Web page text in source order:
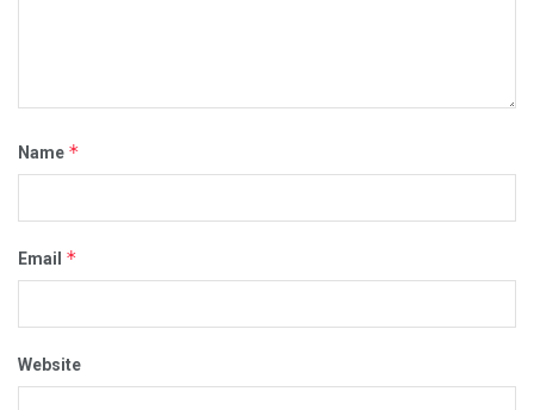
Name *
Email *
Website